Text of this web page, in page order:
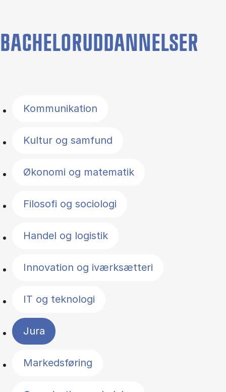
BACHELORUDDANNELSER
Kommunikation
Kultur og samfund
Økonomi og matematik
Filosofi og sociologi
Handel og logistik
Innovation og iværksætteri
IT og teknologi
Jura
Markedsføring